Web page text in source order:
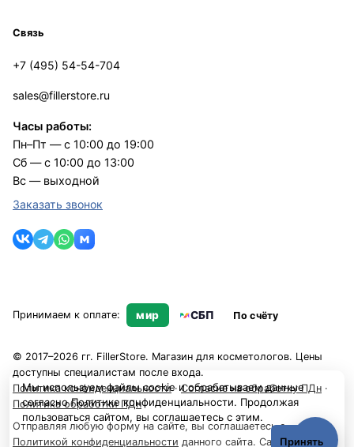
Мы используем файлы cookie и обрабатываем данные
согласноПолитике конфиденциальности. Продолжая
пользоваться сайтом, вы соглашаетесь с этим.
Принять
Связь
+7 (495) 54-54-704
sales@fillerstore.ru
Часы работы:
Пн–Пт — с 10:00 до 19:00
Сб — с 10:00 до 13:00
Вс — выходной
Заказать звонок
Принимаем к оплате: мир СБП По счёту
© 2017–2026 гг. FillerStore. Магазин для косметологов. Цены
доступны специалистам после входа.
Политика конфиденциальности·Согласие на обработку ПДн ·
Политика обработки ПДн
Отправляя любую форму на сайте, вы соглашаетесь с
Политикой конфиденциальности данного сайта. Сайт носит